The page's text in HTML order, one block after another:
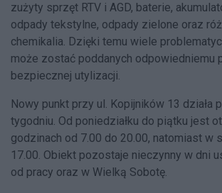
zużyty sprzęt RTV i AGD, baterie,
odpady tekstylne, odpady zielone oraz
chemikalia. Dzięki temu wiele
może zostać poddanych odpowiedniemu
bezpiecznej utylizacji.
Nowy punkt przy ul. Kopijników 13 działa
tygodniu. Od poniedziałku do piątku jest
godzinach od 7.00 do 20.00, natomiast w
17.00. Obiekt pozostaje nieczynny w dni
od pracy oraz w Wielką Sobotę.